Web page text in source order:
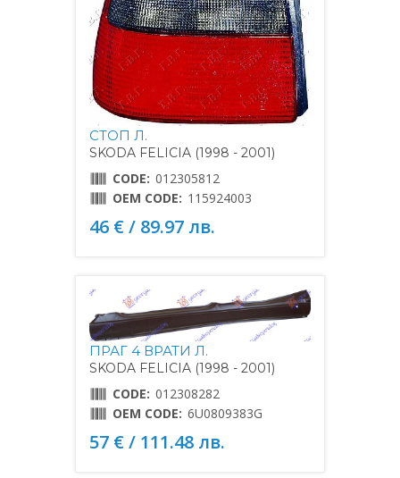
СТОП Л.
SKODA FELICIA (1998 - 2001)
CODE: 012305812
OEM CODE: 115924003
46 € / 89.97 лв.
ПРАГ 4 ВРАТИ Л.
SKODA FELICIA (1998 - 2001)
CODE: 012308282
OEM CODE: 6U0809383G
57 € / 111.48 лв.